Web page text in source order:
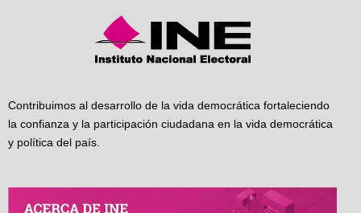
Contribuimos al desarrollo de la vida democrática fortaleciendo
la confianza y la participación ciudadana en la vida democrática
y política del país.